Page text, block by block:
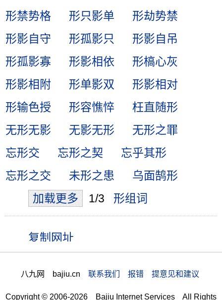
形禁势格
形只影单
形劫势禁
形影自守
形孤影只
形影自吊
形孤影寡
形影相依
形槁心灰
形影相附
形单影双
形影相对
形输色授
形容憔悴
枉直随形
无形无影
无影无形
无形之罪
忘形交
忘形之契
忘乎其形
忘形之交
未形之患
乌面鹄形
加载更多
1/3 形组词
八九网 bajiu.cn 联系我们 报错 提意见和建议
Copyright © 2006-2026 Bajiu Internet Services All Rights